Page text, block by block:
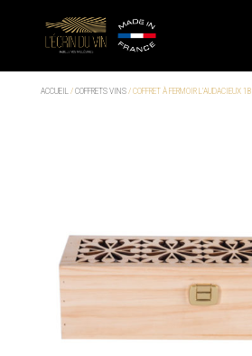
ACCUEIL/ COFFRETS VINS/ COFFRET À FERMOIR L’AUDACIEUX 1B